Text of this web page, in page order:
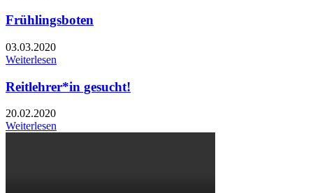
Frühlingsboten
03.03.2020
Weiterlesen
Reitlehrer*in gesucht!
20.02.2020
Weiterlesen